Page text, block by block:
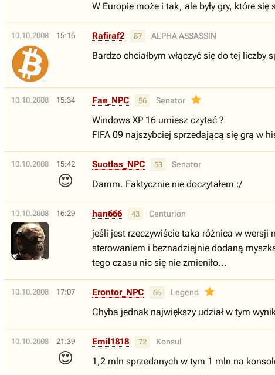
W Europie może i tak, ale były gry, które się
10.10.2008 15:16 Rafiraf2 87 ALPHA ASSASSIN
Bardzo chciałbym włączyć się do tej liczby
10.10.2008 15:34 Fae_NPC 56 Senator
Windows XP 16 umiesz czytać ?
FIFA 09 najszybciej sprzedającą się grą w
10.10.2008 15:42
😍
Suotlas_NPC 53 Senator
Damm. Faktycznie nie doczytałem :/
10.10.2008 16:29 han666 43 Centurion
jeśli jest rzeczywiście taka różnica w wersji
sterowaniem i beznadziejnie dodaną
tego czasu nic się nie zmieniło...
10.10.2008 17:07 Erontor_NPC 66 Legend
Chyba jednak największy udział w tym
10.10.2008 21:39
😍
Emil1818 72 Konsul
1,2 mln sprzedanych w tym 1 mln na